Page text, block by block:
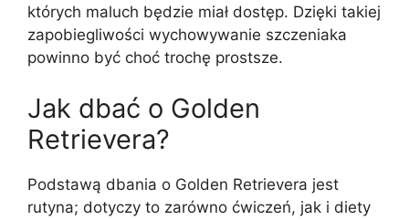
których maluch będzie miał dostęp. Dzięki takiej
zapobiegliwości wychowywanie szczeniaka
powinno być choć trochę prostsze.
Jak dbać o Golden
Retrievera?
Podstawą dbania o Golden Retrievera jest
rutyna; dotyczy to zarówno ćwiczeń, jak i diety